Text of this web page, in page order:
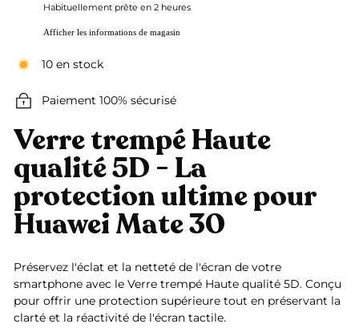
Habituellement prête en 2 heures
Afficher les informations de magasin
10 en stock
Paiement 100% sécurisé
Verre trempé Haute
qualité 5D - La
protection ultime pour
Huawei Mate 30
Préservez l'éclat et la netteté de l'écran de votre
smartphone avec le Verre trempé Haute qualité 5D. Conçu
pour offrir une protection supérieure tout en préservant la
clarté et la réactivité de l'écran tactile.